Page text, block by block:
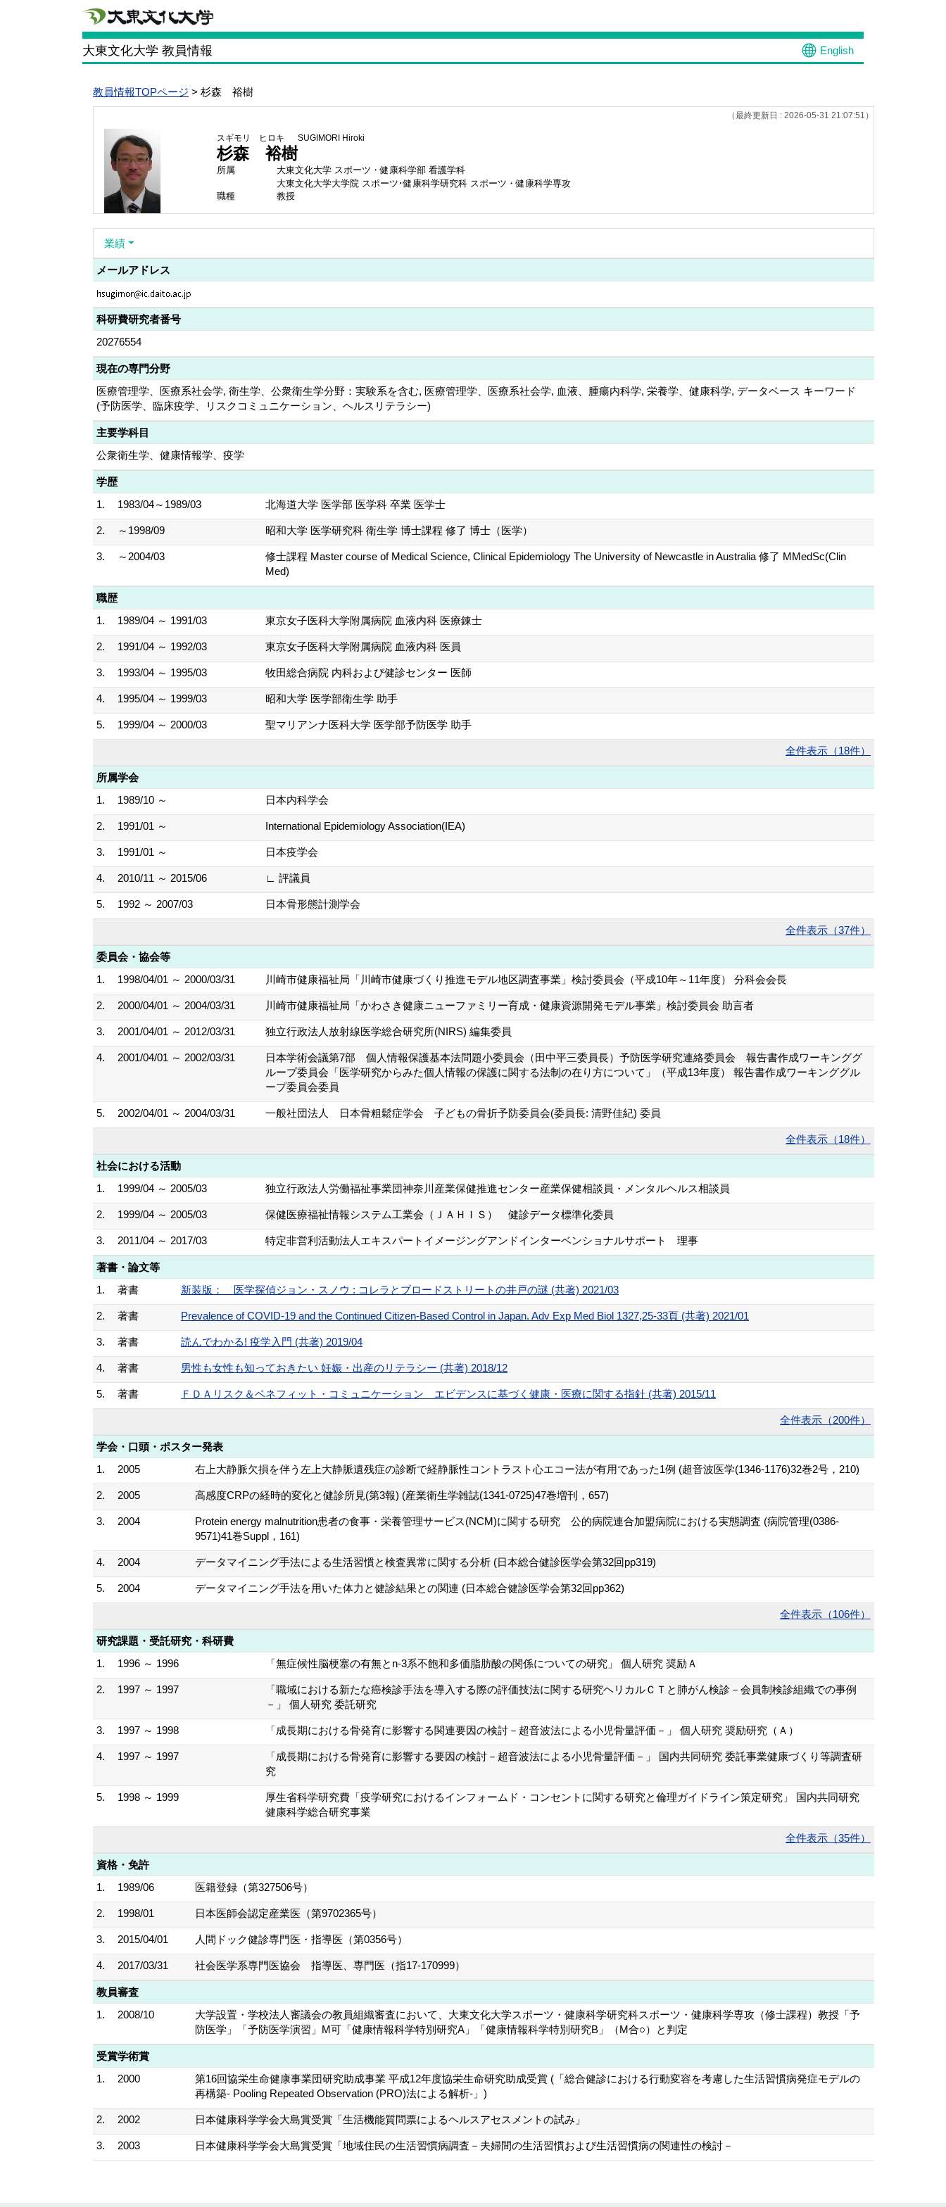
大東文化大学 教員情報 English
教員情報TOPページ > 杉森 裕樹
（最終更新日 : 2026-05-31 21:07:51）
スギモリ ヒロキ SUGIMORI Hiroki
杉森 裕樹
所属
大東文化大学 スポーツ・健康科学部 看護学科
大東文化大学大学院 スポーツ･健康科学研究科 スポーツ・健康科学専攻
職種
教授
業績
メールアドレス
科研費研究者番号
20276554
現在の専門分野
医療管理学、医療系社会学, 衛生学、公衆衛生学分野：実験系を含む, 医療管理学、医療系社会学, 血液、腫瘍内科学, 栄養学、健康科学, データベース キーワード
(予防医学、臨床疫学、リスクコミュニケーション、ヘルスリテラシー)
主要学科目
公衆衛生学、健康情報学、疫学
学歴
1.
1983/04～1989/03 北海道大学 医学部 医学科 卒業 医学士
2. ～1998/09 昭和大学 医学研究科 衛生学 博士課程 修了 博士（医学）
3. ～2004/03
修士課程 Master course of Medical Science, Clinical Epidemiology The University of Newcastle in Australia 修了 MMedSc(Clin
Med)
職歴
1.
1989/04 ～ 1991/03 東京女子医科大学附属病院 血液内科 医療錬士
2. 1991/04 ～ 1992/03 東京女子医科大学附属病院 血液内科 医員
3. 1993/04 ～ 1995/03 牧田総合病院 内科および健診センター 医師
4. 1995/04 ～ 1999/03 昭和大学 医学部衛生学 助手
5. 1999/04 ～ 2000/03 聖マリアンナ医科大学 医学部予防医学 助手
全件表示（18件）
所属学会
1.
1989/10 ～ 日本内科学会
2. 1991/01 ～ International Epidemiology Association(IEA)
3. 1991/01 ～ 日本疫学会
4. 2010/11 ～ 2015/06 ∟ 評議員
5. 1992 ～ 2007/03 日本骨形態計測学会
全件表示（37件）
委員会・協会等
1.
1998/04/01 ～ 2000/03/31 川崎市健康福祉局「川崎市健康づくり推進モデル地区調査事業」検討委員会（平成10年～11年度） 分科会会長
2. 2000/04/01 ～ 2004/03/31 川崎市健康福祉局「かわさき健康ニューファミリー育成・健康資源開発モデル事業」検討委員会 助言者
3. 2001/04/01 ～ 2012/03/31 独立行政法人放射線医学総合研究所(NIRS) 編集委員
4. 2001/04/01 ～ 2002/03/31
日本学術会議第7部 個人情報保護基本法問題小委員会（田中平三委員長）予防医学研究連絡委員会 報告書作成ワーキンググ
ループ委員会「医学研究からみた個人情報の保護に関する法制の在り方について」（平成13年度） 報告書作成ワーキンググル
ープ委員会委員
5. 2002/04/01 ～ 2004/03/31 一般社団法人 日本骨粗鬆症学会 子どもの骨折予防委員会(委員長: 清野佳紀) 委員
全件表示（18件）
社会における活動
1.
1999/04 ～ 2005/03 独立行政法人労働福祉事業団神奈川産業保健推進センター産業保健相談員・メンタルヘルス相談員
2. 1999/04 ～ 2005/03 保健医療福祉情報システム工業会（ＪＡＨＩＳ） 健診データ標準化委員
3. 2011/04 ～ 2017/03 特定非営利活動法人エキスパートイメージングアンドインターベンショナルサポート 理事
著書・論文等
1.
著書 新装版： 医学探偵ジョン・スノウ : コレラとブロードストリートの井戸の謎 (共著) 2021/03
2. 著書 Prevalence of COVID-19 and the Continued Citizen-Based Control in Japan. Adv Exp Med Biol 1327,25-33頁 (共著) 2021/01
3. 著書 読んでわかる! 疫学入門 (共著) 2019/04
4. 著書 男性も女性も知っておきたい 妊娠・出産のリテラシー (共著) 2018/12
5. 著書 ＦＤＡリスク＆ベネフィット・コミュニケーション エビデンスに基づく健康・医療に関する指針 (共著) 2015/11
全件表示（200件）
学会・口頭・ポスター発表
1.
2005 右上大静脈欠損を伴う左上大静脈遺残症の診断で経静脈性コントラスト心エコー法が有用であった1例 (超音波医学(1346-1176)32巻2号，210)
2. 2005 高感度CRPの経時的変化と健診所見(第3報) (産業衛生学雑誌(1341-0725)47巻増刊，657)
3. 2004
Protein energy malnutrition患者の食事・栄養管理サービス(NCM)に関する研究 公的病院連合加盟病院における実態調査 (病院管理(0386-
9571)41巻Suppl，161)
4. 2004 データマイニング手法による生活習慣と検査異常に関する分析 (日本総合健診医学会第32回pp319)
5. 2004 データマイニング手法を用いた体力と健診結果との関連 (日本総合健診医学会第32回pp362)
全件表示（106件）
研究課題・受託研究・科研費
1.
1996 ～ 1996 「無症候性脳梗塞の有無とn-3系不飽和多価脂肪酸の関係についての研究」 個人研究 奨励Ａ
2. 1997 ～ 1997
「職域における新たな癌検診手法を導入する際の評価技法に関する研究ヘリカルＣＴと肺がん検診－会員制検診組織での事例
－」 個人研究 委託研究
3. 1997 ～ 1998 「成長期における骨発育に影響する関連要因の検討－超音波法による小児骨量評価－」 個人研究 奨励研究（Ａ）
4. 1997 ～ 1997
「成長期における骨発育に影響する要因の検討－超音波法による小児骨量評価－」 国内共同研究 委託事業健康づくり等調査研
究
5. 1998 ～ 1999
厚生省科学研究費「疫学研究におけるインフォームド・コンセントに関する研究と倫理ガイドライン策定研究」 国内共同研究
健康科学総合研究事業
全件表示（35件）
資格・免許
1.
1989/06 医籍登録（第327506号）
2. 1998/01 日本医師会認定産業医（第9702365号）
3. 2015/04/01 人間ドック健診専門医・指導医（第0356号）
4. 2017/03/31 社会医学系専門医協会 指導医、専門医（指17-170999）
教員審査
1.
2008/10
大学設置・学校法人審議会の教員組織審査において、大東文化大学スポーツ・健康科学研究科スポーツ・健康科学専攻（修士課程）教授「予
防医学」「予防医学演習」M可「健康情報科学特別研究A」「健康情報科学特別研究B」（M合○）と判定
受賞学術賞
1.
2000
第16回協栄生命健康事業団研究助成事業 平成12年度協栄生命研究助成受賞 (「総合健診における行動変容を考慮した生活習慣病発症モデルの
再構築- Pooling Repeated Observation (PRO)法による解析-」)
2. 2002 日本健康科学学会大島賞受賞「生活機能質問票によるヘルスアセスメントの試み」
3. 2003 日本健康科学学会大島賞受賞「地域住民の生活習慣病調査－夫婦間の生活習慣および生活習慣病の関連性の検討－